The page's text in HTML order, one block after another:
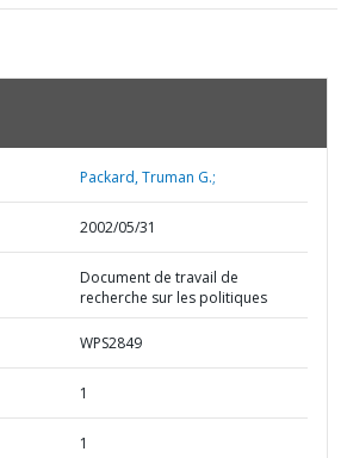
Packard, Truman G.;
2002/05/31
Document de travail de
recherche sur les politiques
WPS2849
1
1